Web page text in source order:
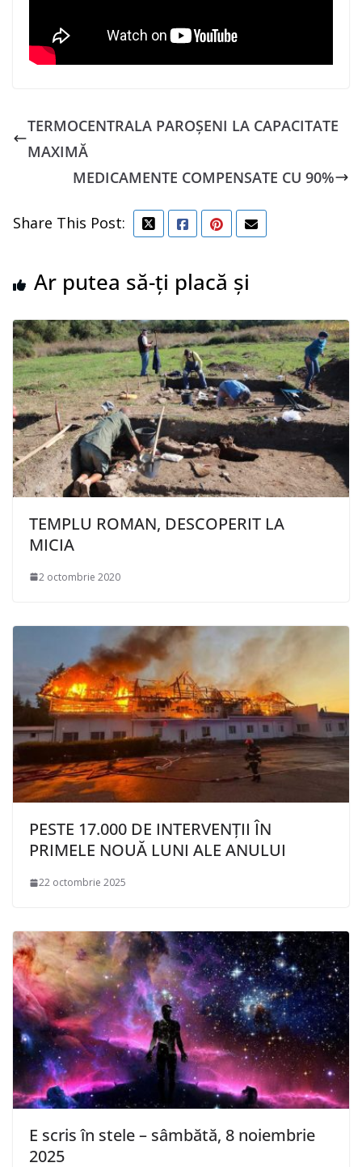
TERMOCENTRALA PAROȘENI LA CAPACITATE
MAXIMĂ
MEDICAMENTE COMPENSATE CU 90%
Share This Post:
Ar putea să-ți placă și
TEMPLU ROMAN, DESCOPERIT LA
MICIA
2 octombrie 2020
PESTE 17.000 DE INTERVENȚII ÎN
PRIMELE NOUĂ LUNI ALE ANULUI
22 octombrie 2025
E scris în stele – sâmbătă, 8 noiembrie
2025